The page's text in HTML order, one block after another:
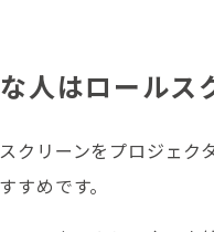
人はロールス
クリーンをプロジェク
すめです。